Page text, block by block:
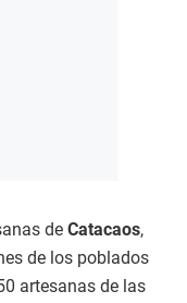
de Catacaos,
de los poblados
artesanas de las